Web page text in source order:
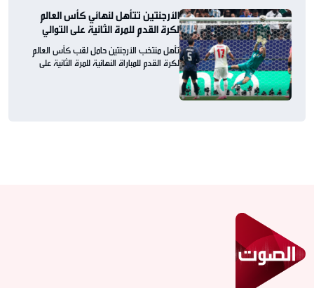
الأرجنتين تتأهل لنهائي كأس العالم
لكرة القدم للمرة الثانية على التوالي
تأهل منتخب الأرجنتين حامل لقب كأس العالم
لكرة القدم للمباراة النهائية للمرة الثانية على